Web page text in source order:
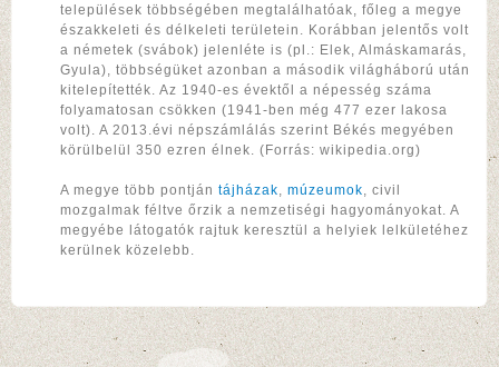
települések többségében megtalálhatóak, főleg a megye
északkeleti és délkeleti területein. Korábban jelentős volt
a németek (svábok) jelenléte is (pl.: Elek, Almáskamarás,
Gyula), többségüket azonban a második világháború után
kitelepítették. Az 1940-es évektől a népesség száma
folyamatosan csökken (1941-ben még 477 ezer lakosa
volt). A 2013.évi népszámlálás szerint Békés megyében
körülbelül 350 ezren élnek. (Forrás: wikipedia.org)
A megye több pontjántájházak,múzeumok, civil
mozgalmak féltve őrzik a nemzetiségi hagyományokat. A
megyébe látogatók rajtuk keresztül a helyiek lelkületéhez
kerülnek közelebb.